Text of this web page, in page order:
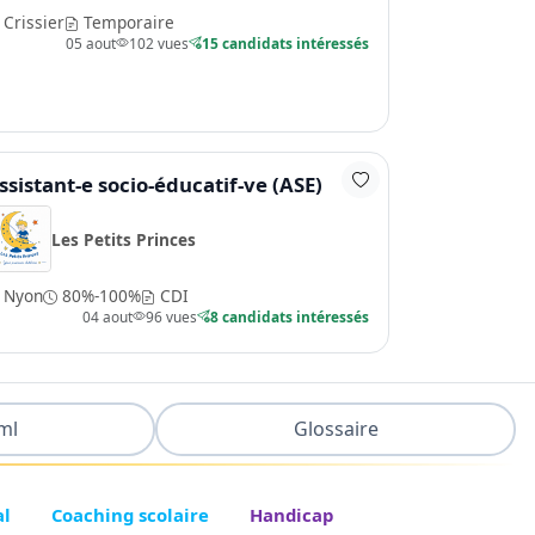
Crissier Temporaire
05 aout 102 vues 15 candidats intéressés
e socio-éducatif-ve (ASE)
Les Petits Princes
Nyon 80%-100% CDI
04 aout 96 vues 8 candidats intéressés
Glossaire
Coaching scolaire Handicap